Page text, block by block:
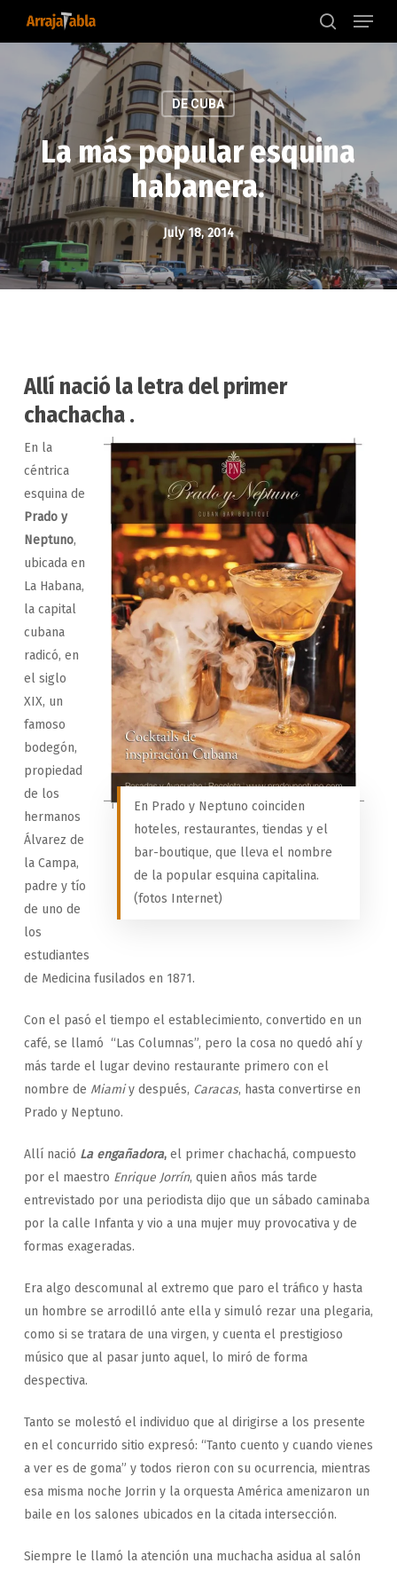
search
Menu
DE CUBA
La más popular esquina
habanera.
July 18, 2014
Allí nació la letra del primer
chachacha .
En Prado y Neptuno coinciden
hoteles, restaurantes, tiendas y el
bar-boutique, que lleva el nombre
de la popular esquina capitalina.
(fotos Internet)
En la
céntrica
esquina de
Prado y
Neptuno,
ubicada en
La Habana,
la capital
cubana
radicó, en
el siglo
XIX, un
famoso
bodegón,
propiedad
de los
hermanos
Álvarez de
la Campa,
padre y tío
de uno de
los
estudiantes
de Medicina fusilados en 1871.
Con el pasó el tiempo el establecimiento, convertido en un
café, se llamó “Las Columnas”, pero la cosa no quedó ahí y
más tarde el lugar devino restaurante primero con el
nombre de Miamiy después, Caracas, hasta convertirse en
Prado y Neptuno.
Allí nació La engañadora,el primer chachachá, compuesto
por el maestro Enrique Jorrín, quien años más tarde
entrevistado por una periodista dijo que un sábado caminaba
por la calle Infanta y vio a una mujer muy provocativa y de
formas exageradas.
Era algo descomunal al extremo que paro el tráfico y hasta
un hombre se arrodilló ante ella y simuló rezar una plegaria,
como si se tratara de una virgen, y cuenta el prestigioso
músico que al pasar junto aquel, lo miró de forma
despectiva.
Tanto se molestó el individuo que al dirigirse a los presente
en el concurrido sitio expresó: “Tanto cuento y cuando vienes
a ver es de goma” y todos rieron con su ocurrencia, mientras
esa misma noche Jorrin y la orquesta América amenizaron un
baile en los salones ubicados en la citada intersección.
Siempre le llamó la atención una muchacha asidua al salón